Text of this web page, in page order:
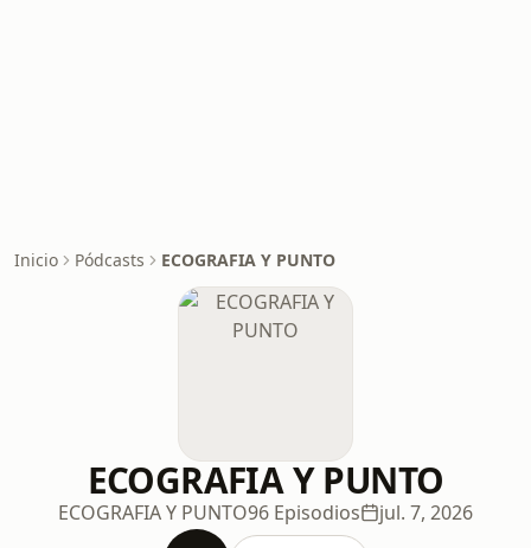
Inicio Pódcasts ECOGRAFIA Y PUNTO
ECOGRAFIA Y PUNTO
ECOGRAFIA Y PUNTO96 Episodios jul. 7, 2026